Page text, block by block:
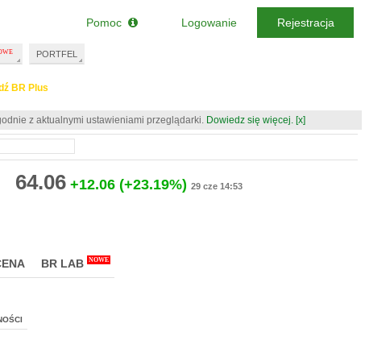
BR Plus
z aktualnymi ustawieniami przeglądarki. Dowiedz się więcej. [x]
64.06 +12.06 (+23.19%) 29 cze 14:53
BR LAB NOWE
PORTFEL
Pomoc Logowanie Rejestracja